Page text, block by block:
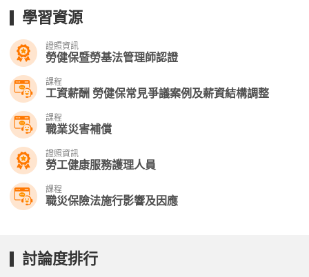
學習資源
證照資訊
勞健保暨勞基法管理師認證
課程
工資薪酬 勞健保常見爭議案例及薪資結構調整
課程
職業災害補償
證照資訊
勞工健康服務護理人員
課程
職災保險法施行影響及因應
討論度排行